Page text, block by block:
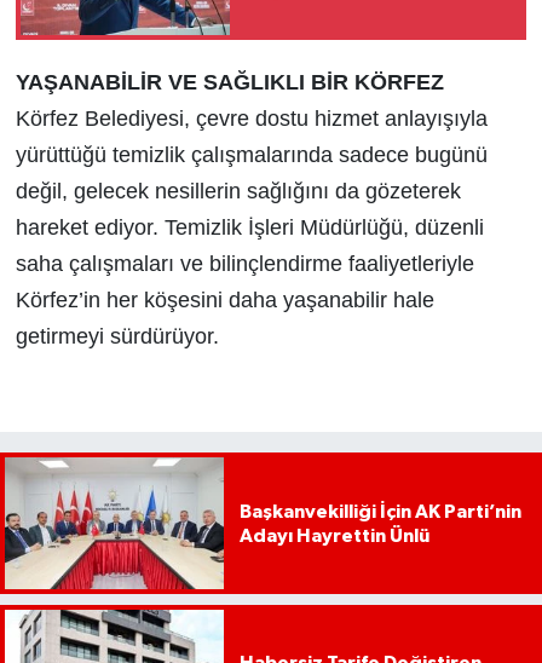
YAŞANABİLİR VE SAĞLIKLI BİR KÖRFEZ
Körfez Belediyesi, çevre dostu hizmet anlayışıyla
yürüttüğü temizlik çalışmalarında sadece bugünü
değil, gelecek nesillerin sağlığını da gözeterek
hareket ediyor. Temizlik İşleri Müdürlüğü, düzenli
saha çalışmaları ve bilinçlendirme faaliyetleriyle
Körfez’in her köşesini daha yaşanabilir hale
getirmeyi sürdürüyor.
Başkanvekilliği İçin AK Parti’nin
Adayı Hayrettin Ünlü